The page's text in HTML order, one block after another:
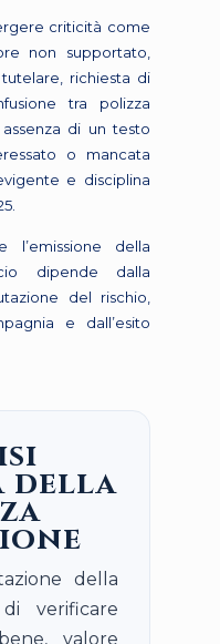
criticità come
non supportato,
richiesta di
tra polizza
di un testo
o mancata
e disciplina
l’emissione della
dipende dalla
del rischio,
e dall’esito
della
della
verificare
valore